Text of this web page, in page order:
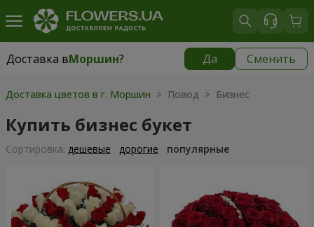
Доставка вМоршин? Да Сменить
Доставка вМоршин|
Доставка цветов в г. Моршин > Повод > Бизнес
Купить бизнес букет
Cортировка: дешевые дорогие популярные